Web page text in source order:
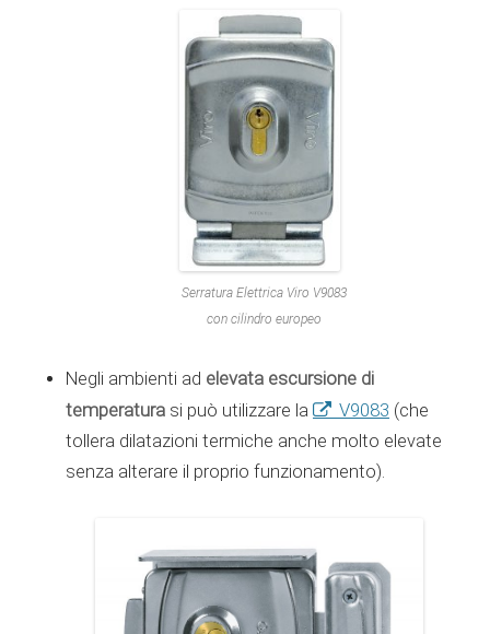
Serratura Elettrica Viro V9083
con cilindro europeo
Negli ambienti ad elevata escursione di
temperatura si può utilizzare la V9083 (che
tollera dilatazioni termiche anche molto elevate
senza alterare il proprio funzionamento).